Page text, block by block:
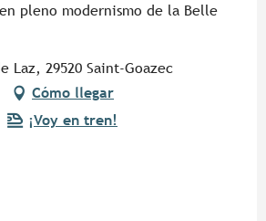
pleno modernismo de la Belle
Laz, 29520 Saint-Goazec
Cómo llegar
¡Voy en tren!